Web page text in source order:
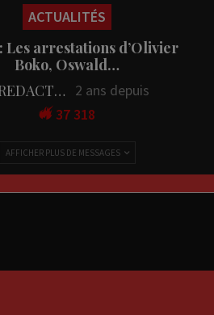
ACTUALITÉS
Les arrestations d’Olivier
Boko, Oswald…
LA REDACTION
2 ans depuis
37 318
AFFICHER PLUS DE MESSAGES